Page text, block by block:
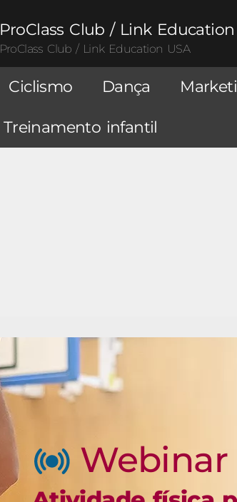
ProClass Club / Link Education
ProClass Club / Link Education USA
Ciclismo Dança
Treinamento infantil
Webinar